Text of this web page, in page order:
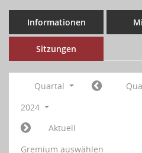
Informationen
Sitzungen
Quartal
2024
Aktuell
Gremium auswählen